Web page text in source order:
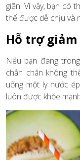
giãn. Vì vậy, bạn có
thể được dễ chịu và
Hỗ trợ giảm
Nếu bạn đang
chắn chắn không
uống một ly nước
luôn được khỏe